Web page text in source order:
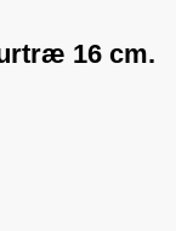
16 cm.